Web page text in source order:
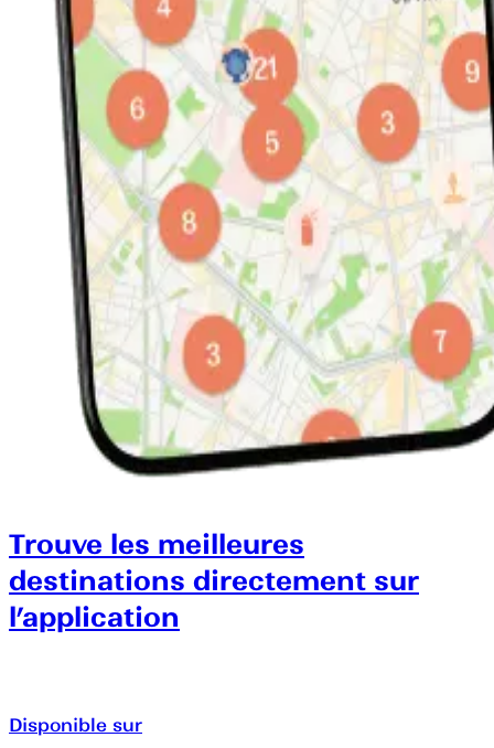
Trouve les meilleures
destinations directement sur
l’application
Disponible sur